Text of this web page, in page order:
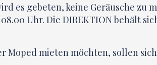
es gebeten, keine Geräusche zu
08.00 Uhr. Die DIREKTION behält
Moped mieten möchten, sollen